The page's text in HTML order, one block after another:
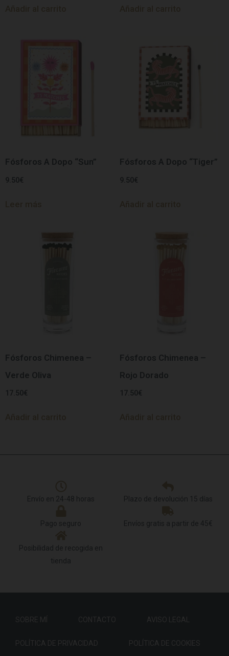
Fósforos A Dopo “Sun”
9.50€
Fósforos A Dopo “Tiger”
9.50€
Fósforos Chimenea –
Verde Oliva
17.50€
Fósforos Chimenea –
Rojo Dorado
17.50€
Envío en 24-48 horas Plazo de devolución 15 días
Pago seguro Envíos gratis a partir de 45€
Posibilidad de recogida en
tienda
SOBRE MÍ CONTACTO AVISO LEGAL
POLÍTICA DE PRIVACIDAD POLÍTICA DE COOKIES